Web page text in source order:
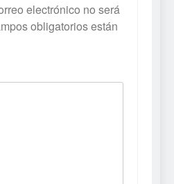
electrónico no será
obligatorios están